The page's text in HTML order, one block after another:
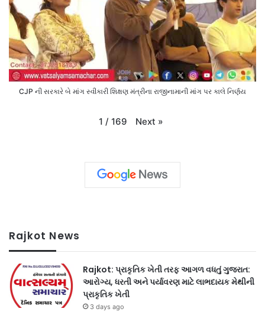
CJP ની સરકારે બે માંગ સ્વીકારી શિક્ષણ મંત્રીના રાજીનામાની માંગ પર કાલે નિર્ણય
1 / 169 Next »
Rajkot News
Rajkot: પ્રાકૃતિક ખેતી તરફ આગળ વધતું ગુજરાત:
આરોગ્ય, ધરતી અને પર્યાવરણ માટે લાભદાયક મેથીની
પ્રાકૃતિક ખેતી
3 days ago